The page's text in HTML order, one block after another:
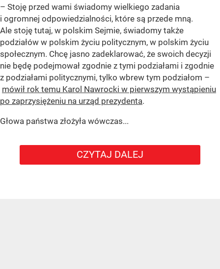
– Stoję przed wami świadomy wielkiego zadania
i ogromnej odpowiedzialności, które są przede mną.
Ale stoję tutaj, w polskim Sejmie, świadomy także
podziałów w polskim życiu politycznym, w polskim życiu
społecznym. Chcę jasno zadeklarować, że swoich decyzji
nie będę podejmował zgodnie z tymi podziałami i zgodnie
z podziałami politycznymi, tylko wbrew tym podziałom –
mówił rok temu Karol Nawrocki w pierwszym wystąpieniu
po zaprzysiężeniu na urząd prezydenta.
Głowa państwa złożyła wówczas...
CZYTAJ DALEJ